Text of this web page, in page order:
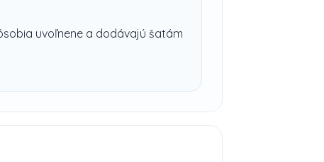
uvoľnene a dodávajú šatám